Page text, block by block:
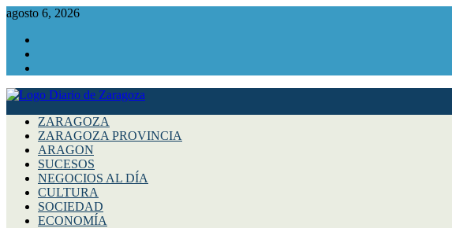
agosto 6, 2026
ZARAGOZA
ZARAGOZA PROVINCIA
ARAGON
SUCESOS
NEGOCIOS AL DÍA
CULTURA
SOCIEDAD
ECONOMÍA